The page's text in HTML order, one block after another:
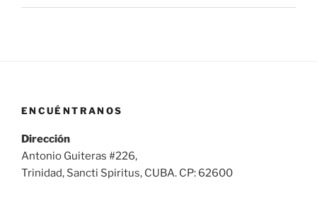
ENCUÉNTRANOS
Dirección
Antonio Guiteras #226,
Trinidad, Sancti Spiritus, CUBA. CP: 62600